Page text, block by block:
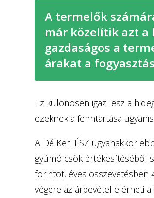
A termelők
már közelítik azt
gazdaságos a
árakat a
Ez különösen igaz lesz a
ezeknek a fenntartása
A DélKerTÉSZ ugyanakkor
gyümölcsök értékesítéséből
forintot, éves összevetésben
végére az árbevétel elérheti